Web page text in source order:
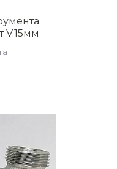
V.15мм